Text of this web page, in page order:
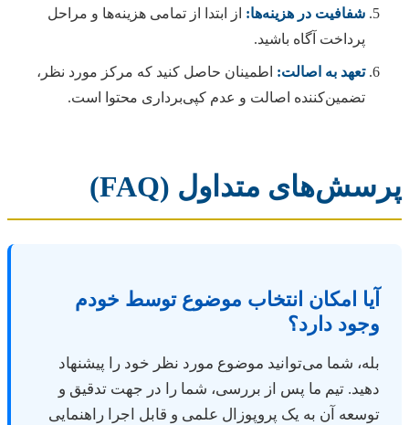
شفافیت در هزینه‌ها: از ابتدا از تمامی هزینه‌ها و مراحل
پرداخت آگاه باشید.
تعهد به اصالت: اطمینان حاصل کنید که مرکز مورد نظر،
تضمین‌کننده اصالت و عدم کپی‌برداری محتوا است.
پرسش‌های متداول (FAQ)
آیا امکان انتخاب موضوع توسط خودم
وجود دارد؟
بله، شما می‌توانید موضوع مورد نظر خود را پیشنهاد
دهید. تیم ما پس از بررسی، شما را در جهت تدقیق و
توسعه آن به یک پروپوزال علمی و قابل اجرا راهنمایی